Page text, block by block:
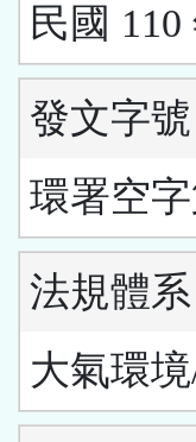
民國 110
發文字號
環署空字
法規體系
大氣環